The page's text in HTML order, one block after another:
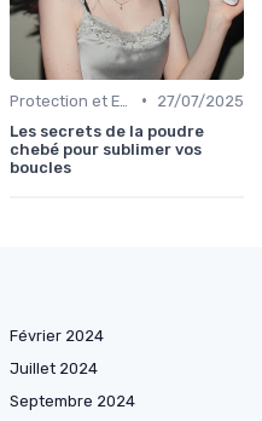
•
27/07/2025
Les secrets de la poudre
chebé pour sublimer vos
boucles
Février 2024
Juillet 2024
Septembre 2024